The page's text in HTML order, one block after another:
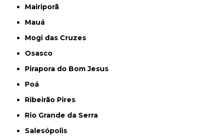
Mairiporã
Mauá
Mogi das Cruzes
Osasco
Pirapora do Bom Jesus
Poá
Ribeirão Pires
Rio Grande da Serra
Salesópolis